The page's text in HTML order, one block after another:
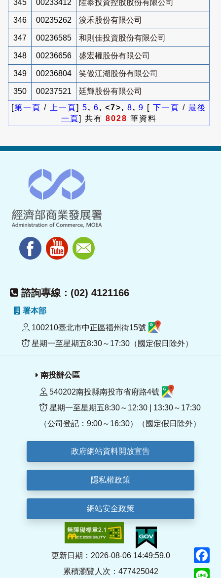
345 00233412 陞泰投資控股股份有限公司
346 00235262 浚禾股份有限公司
347 00236585 和則佳投資股份有限公司
348 00236656 盛宏權股份有限公司
349 00236804 笑傲江湖股份有限公司
350 00237521
廷輝股份有限公司
[第一頁 / 上一頁] 5, 6, <7>, 8, 9 [ 下一頁 / 最後
一頁] 共有 8028 筆資料
諮詢專線：(02) 4121166
署本部
100210臺北市中正區福州街15號
星期一至星期五8:30～17:30（國定假日除外）
南投辦公區
540202南投縣南投市省府路4號
星期一至星期五8:30～12:30 | 13:30～17:30
（公司登記：9:00～16:30）（國定假日除外）
政府網站資料開放宣告
隱私權政策
網站安全政策
更新日期：2026-08-06 14:49:59.0
累積瀏覽人次：477425042